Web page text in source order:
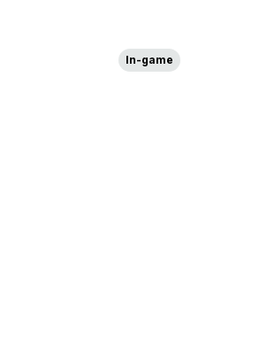
In-game